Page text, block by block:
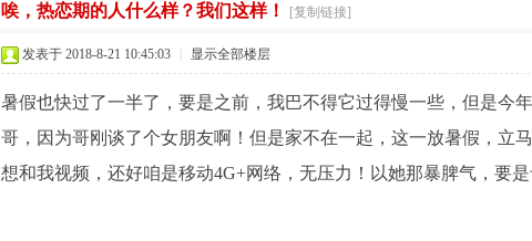
›
唉，热恋期的人什么样？我们这样！ [复制链接]
发表于 2018-8-21 10:45:03 显示全部楼层
暑假也快过了一半了，要是之前，我巴不得它过得慢一些，但是今
哥，因为哥刚谈了个女朋友啊！但是家不在一起，这一放暑假，立
想和我视频，还好咱是移动4G+网络，无压力！以她那暴脾气，要